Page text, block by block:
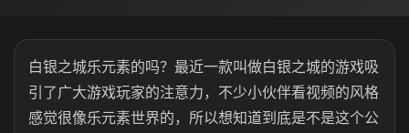
白银之城乐元素的吗？最近一款叫做白银之城的游戏吸
引了广大游戏玩家的注意力，不少小伙伴看视频的风格
感觉很像乐元素世界的，所以想知道到底是不是这个公